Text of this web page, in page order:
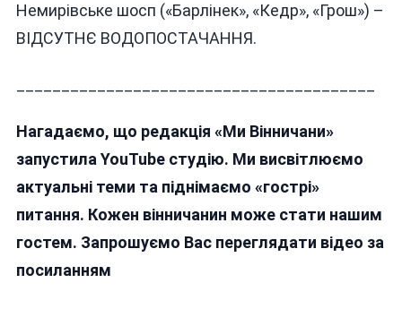
Немирівське шосп («Барлінек», «Кедр», «Грош») –
ВІДСУТНЄ ВОДОПОСТАЧАННЯ.
Нагадаємо, що редакція «Ми Вінничани»
запустила YouTube студію. Ми висвітлюємо
актуальні теми та піднімаємо «гострі»
питання. Кожен вінничанин може стати нашим
гостем. Запрошуємо Вас переглядати відео за
посиланням